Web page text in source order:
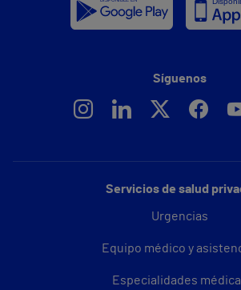
Servicios de salud
Urgencias
Equipo médico y
Especialidades
Síguenos